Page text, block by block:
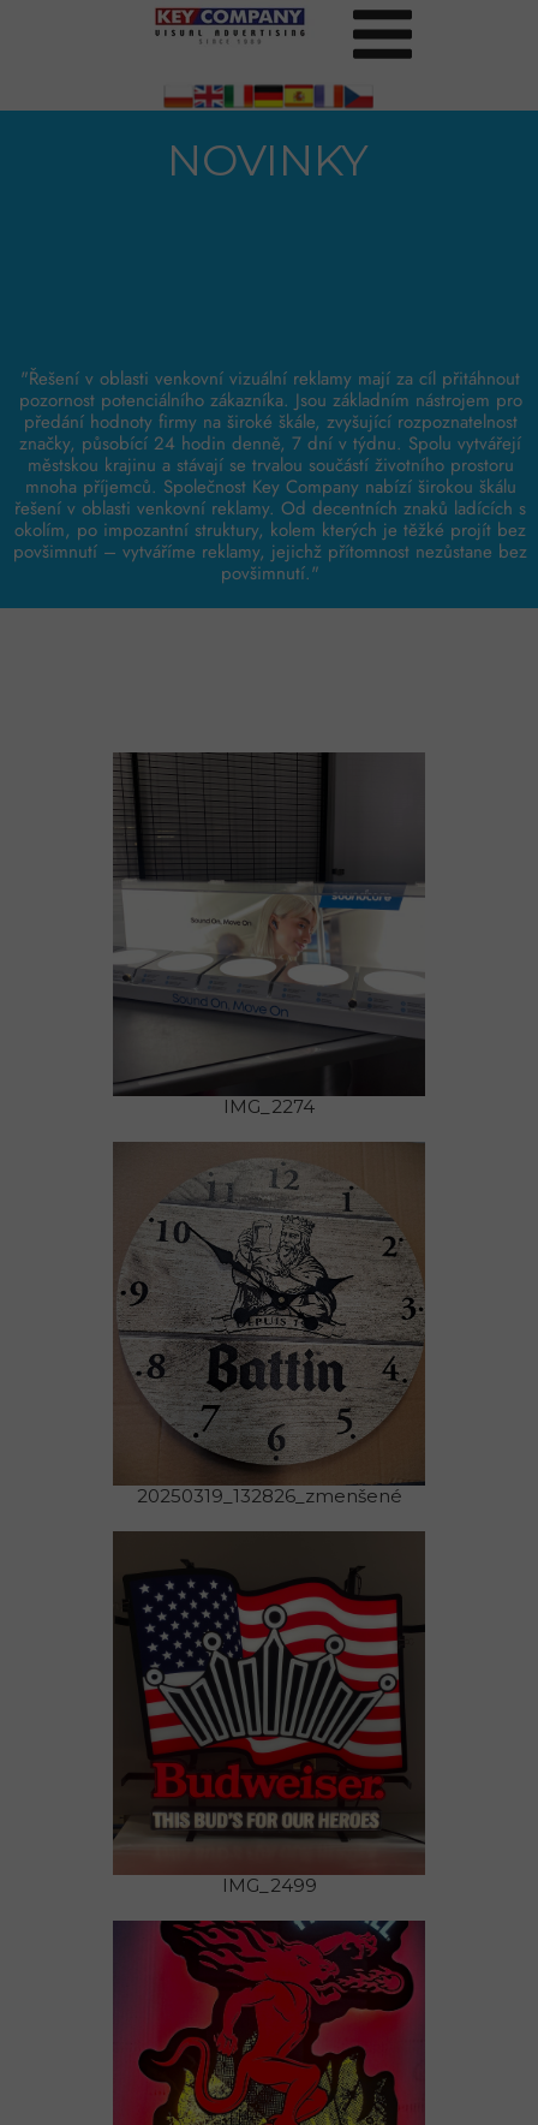
NOVINKY
"Řešení v oblasti venkovní vizuální reklamy mají za cíl přitáhnout
pozornost potenciálního zákazníka. Jsou základním nástrojem pro
předání hodnoty firmy na široké škále, zvyšující rozpoznatelnost
značky, působící 24 hodin denně, 7 dní v týdnu. Spolu vytvářejí
městskou krajinu a stávají se trvalou součástí životního prostoru
mnoha příjemců. Společnost Key Company nabízí širokou škálu
řešení v oblasti venkovní reklamy. Od decentních znaků ladících s
okolím, po impozantní struktury, kolem kterých je těžké projít bez
povšimnutí – vytváříme reklamy, jejichž přítomnost nezůstane bez
povšimnutí."
IMG_2274
20250319_132826_zmenšené
IMG_2499